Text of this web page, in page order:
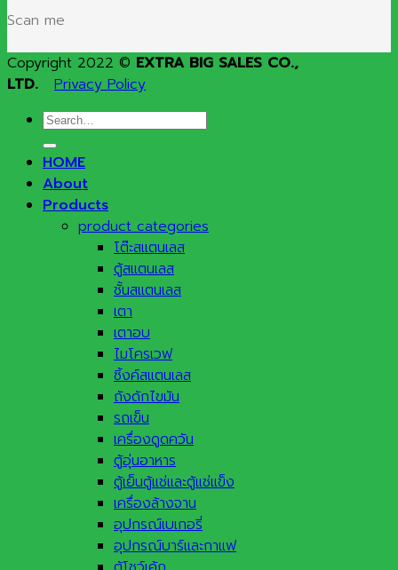
Scan me
Copyright 2022 © EXTRA BIG SALES CO.,
LTD.
Privacy Policy
Search
for:
HOME
About
Products
product categories
โต๊ะสแตนเลส
ตู้สแตนเลส
ชั้นสแตนเลส
เตา
เตาอบ
ไมโครเวฟ
ซิ้งค์สแตนเลส
ถังดักไขมัน
รถเข็น
เครื่องดูดควัน
ตู้อุ่นอาหาร
ตู้เย็นตู้แช่และตู้แช่แข็ง
เครื่องล้างจาน
อุปกรณ์เบเกอรี่
อุปกรณ์บาร์และกาแฟ